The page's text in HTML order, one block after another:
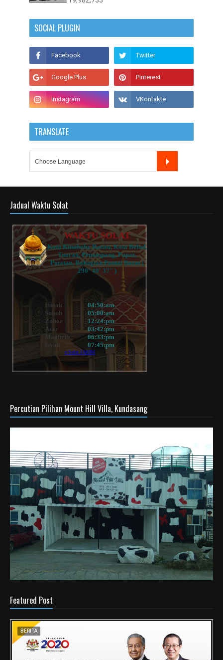
SOCIAL PLUGIN
TRANSLATE
Jadual Waktu Solat
Percutian Pilihan Mount Hill Villa, Kundasang
Featured Post
BERITA